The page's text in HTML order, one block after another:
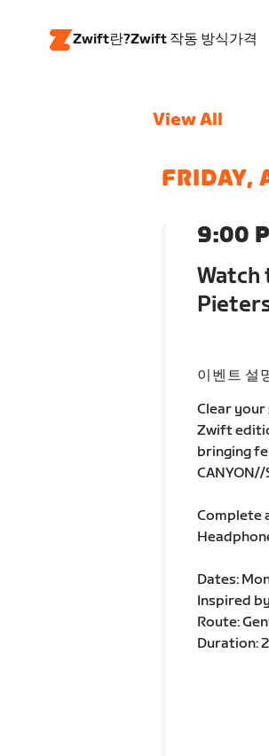
Zwift란?Zwift 작동 방식가격
View All
FRIDAY,
9:00
Watch
이벤트 설
Clear your
Zwift
bringing
Complete
Dates:
Inspired
Route:
Duration: